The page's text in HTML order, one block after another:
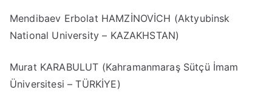
Mendibaev Erbolat HAMZİNOVİCH (Aktyubinsk
National University – KAZAKHSTAN)
Murat KARABULUT (Kahramanmaraş Sütçü İmam
Üniversitesi – TÜRKİYE)